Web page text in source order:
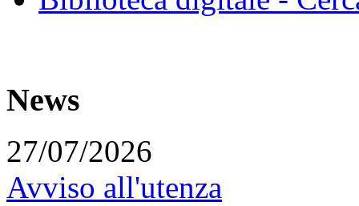
News
27/07/2026
Avviso all'utenza